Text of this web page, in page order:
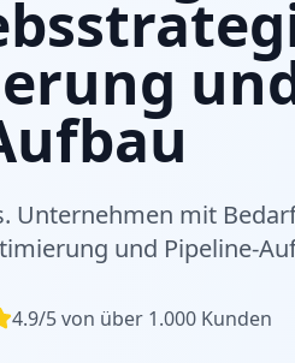
Unternehmen mit
und Pipeline-
4.9/5 von über 1.000 Kunden